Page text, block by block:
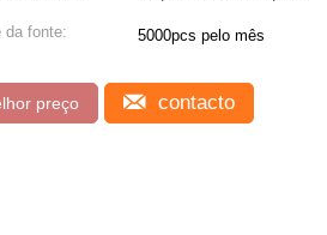
da fonte: 5000pcs pelo mês
preço contacto